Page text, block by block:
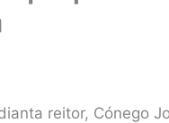
reitor, Cónego